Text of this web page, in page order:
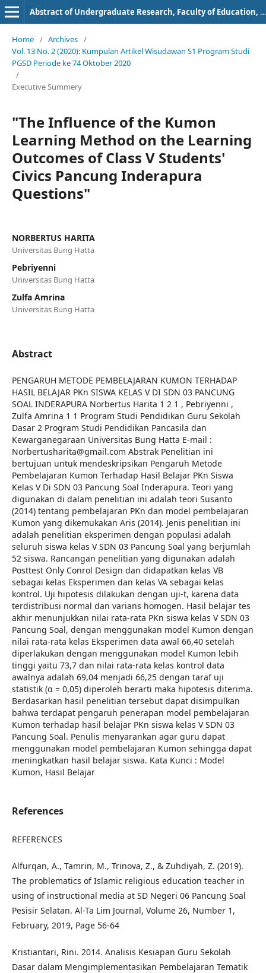
Abstract of Undergraduate Research, Faculty of Education, Bung Hatta University
Home / Archives /
Vol. 13 No. 2 (2020): Kumpulan Artikel Wisudawan S1 Program Studi
PGSD Periode ke 74 Oktober 2020
/
Executive Summery
"The Influence of the Kumon
Learning Method on the Learning
Outcomes of Class V Students'
Civics Pancung Inderapura
Questions"
NORBERTUS HARITA
Universitas Bung Hatta
Pebriyenni
Universitas Bung Hatta
Zulfa Amrina
Universitas Bung Hatta
Abstract
PENGARUH METODE PEMBELAJARAN KUMON TERHADAP
HASIL BELAJAR PKn SISWA KELAS V DI SDN 03 PANCUNG
SOAL INDERAPURA Norbertus Harita 1 2 1 , Pebriyenni ,
Zulfa Amrina 1 1 Program Studi Pendidikan Guru Sekolah
Dasar 2 Program Studi Pendidikan Pancasila dan
Kewarganegaraan Universitas Bung Hatta E-mail :
Norbertusharita@gmail.com Abstrak Penelitian ini
bertujuan untuk mendeskripsikan Pengaruh Metode
Pembelajaran Kumon Terhadap Hasil Belajar PKn Siswa
Kelas V Di SDN 03 Pancung Soal Inderapura. Teori yang
digunakan di dalam penelitian ini adalah teori Susanto
(2014) tentang pembelajaran PKn dan model pembelajaran
Kumon yang dikemukakan Aris (2014). Jenis penelitian ini
adalah penelitian eksperimen dengan populasi adalah
seluruh siswa kelas V SDN 03 Pancung Soal yang berjumlah
52 siswa. Rancangan penelitian yang digunakan adalah
Posttest Only Conrol Design dan didapatkan kelas VB
sebagai kelas Eksperimen dan kelas VA sebagai kelas
kontrol. Uji hipotesis dilakukan dengan uji-t, karena data
terdistribusi normal dan varians homogen. Hasil belajar tes
akhir menunjukkan nilai rata-rata PKn siswa kelas V SDN 03
Pancung Soal, dengan menggunakan model Kumon dengan
nilai rata-rata kelas Eksperimen data awal 66,40 setelah
diperlakukan dengan menggunakan model Kumon lebih
tinggi yaitu 73,7 dan nilai rata-rata kelas kontrol data
awalnya adalah 69,04 menjadi 66,25 dengan taraf uji
statistik (α = 0,05) diperoleh berarti maka hipotesis diterima.
Berdasarkan hasil penelitian tersebut dapat disimpulkan
bahwa terdapat pengaruh penerapan model pembelajaran
Kumon terhadap hasil belajar PKn siswa kelas V SDN 03
Pancung Soal. Penulis menyarankan agar guru dapat
menggunakan model pembelajaran Kumon sehingga dapat
meningkatkan hasil belajar siswa. Kata Kunci : Model
Kumon, Hasil Belajar
References
REFERENCES
Alfurqan, A., Tamrin, M., Trinova, Z., & Zuhdiyah, Z. (2019).
The problematics of Islamic religious education teacher in
using of instructional media at SD Negeri 06 Pancung Soal
Pesisir Selatan. Al-Ta Lim Journal, Volume 26, Number 1,
February, 2019, Page 56-64
Kristiantari, Rini. 2014. Analisis Kesiapan Guru Sekolah
Dasar dalam Mengimplementasikan Pembelajaran Tematik